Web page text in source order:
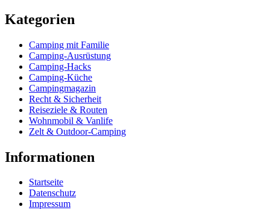
Kategorien
Camping mit Familie
Camping-Ausrüstung
Camping-Hacks
Camping-Küche
Campingmagazin
Recht & Sicherheit
Reiseziele & Routen
Wohnmobil & Vanlife
Zelt & Outdoor-Camping
Informationen
Startseite
Datenschutz
Impressum